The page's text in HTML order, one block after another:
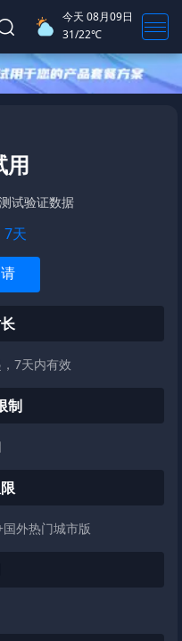
今天 08月09日
31/22℃
用
试验证数据
7天
7天内有效
制
外热门城市版